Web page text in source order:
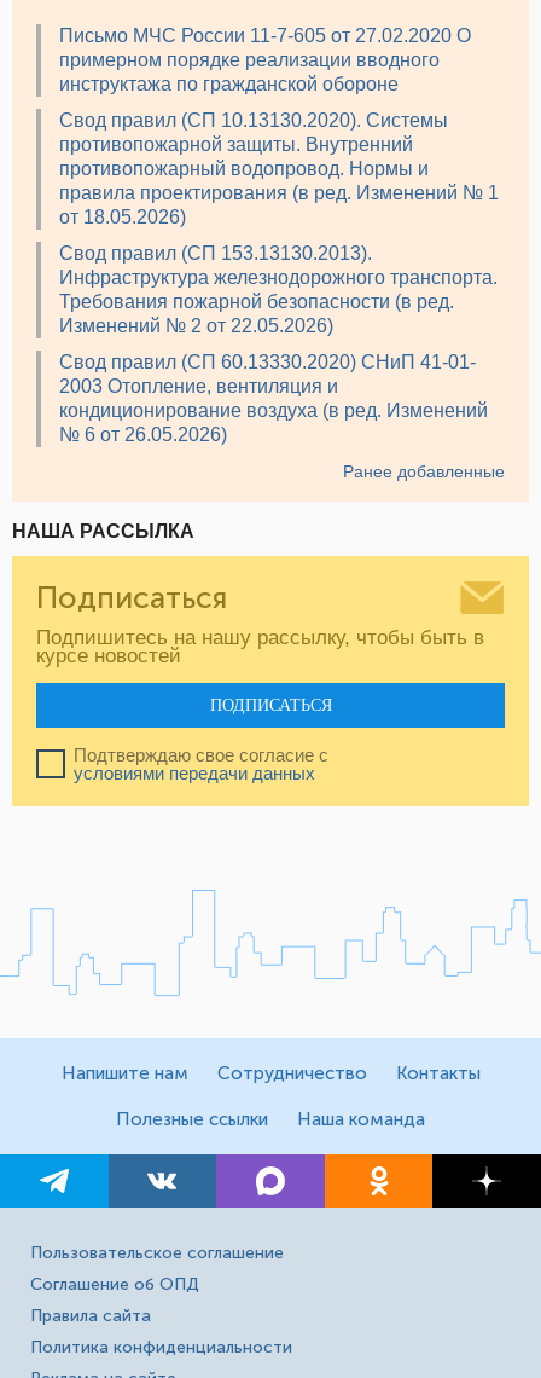
Письмо МЧС России 11-7-605 от 27.02.2020 О
примерном порядке реализации вводного
инструктажа по гражданской обороне
Свод правил (СП 10.13130.2020). Системы
противопожарной защиты. Внутренний
противопожарный водопровод. Нормы и
правила проектирования (в ред. Изменений № 1
от 18.05.2026)
Свод правил (СП 153.13130.2013).
Инфраструктура железнодорожного транспорта.
Требования пожарной безопасности (в ред.
Изменений № 2 от 22.05.2026)
Свод правил (СП 60.13330.2020) СНиП 41-01-
2003 Отопление, вентиляция и
кондиционирование воздуха (в ред. Изменений
№ 6 от 26.05.2026)
Ранее добавленные
НАША РАССЫЛКА
Подписаться
Подпишитесь на нашу рассылку, чтобы быть в
курсе новостей
ПОДПИСАТЬСЯ
Подтверждаю свое согласие с
условиями передачи данных
Напишите нам Сотрудничество Контакты
Полезные ссылки Наша команда
Пользовательское соглашение
Соглашение об ОПД
Правила сайта
Политика конфиденциальности